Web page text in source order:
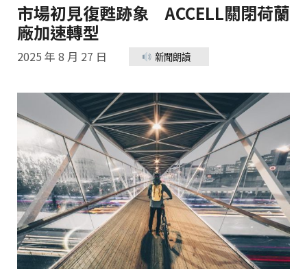
市場初見復甦跡象 ACCELL關閉荷蘭
廠加速轉型
2025 年 8 月 27 日 新聞朗讀